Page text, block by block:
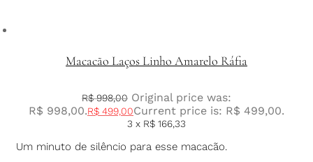
Macacão Laços Linho Amarelo Ráfia
R$998,00 Original price was:
R$ 998,00.R$ 499,00Current price is: R$ 499,00.
3 x R$ 166,33
Um minuto de silêncio para esse macacão.